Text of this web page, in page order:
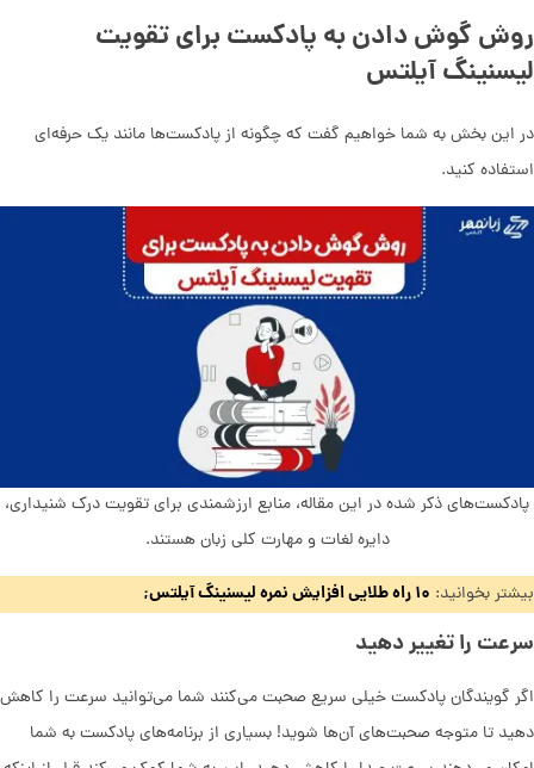
روش گوش دادن به پادکست برای تقویت
لیسنینگ آیلتس
در این بخش به شما خواهیم گفت که چگونه از پادکست‌ها مانند یک حرفه‌ای
استفاده کنید.
پادکست‌های ذکر شده در این مقاله، منابع ارزشمندی برای تقویت درک شنیداری،
دایره لغات و مهارت کلی زبان هستند.
بیشتر بخوانید: ۱۰ راه طلایی افزایش نمره لیسنینگ آیلتس;
سرعت را تغییر دهید
اگر گویندگان پادکست خیلی سریع صحبت می‌کنند شما می‌توانید سرعت را کاهش
دهید تا متوجه صحبت‌های آن‌ها شوید! بسیاری از برنامه‌های پادکست به شما